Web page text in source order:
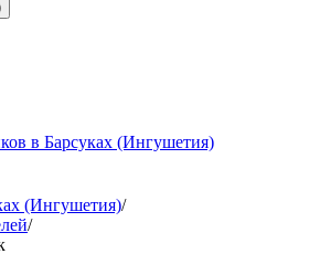
в Барсуках (Ингушетия)
(Ингушетия)/
/